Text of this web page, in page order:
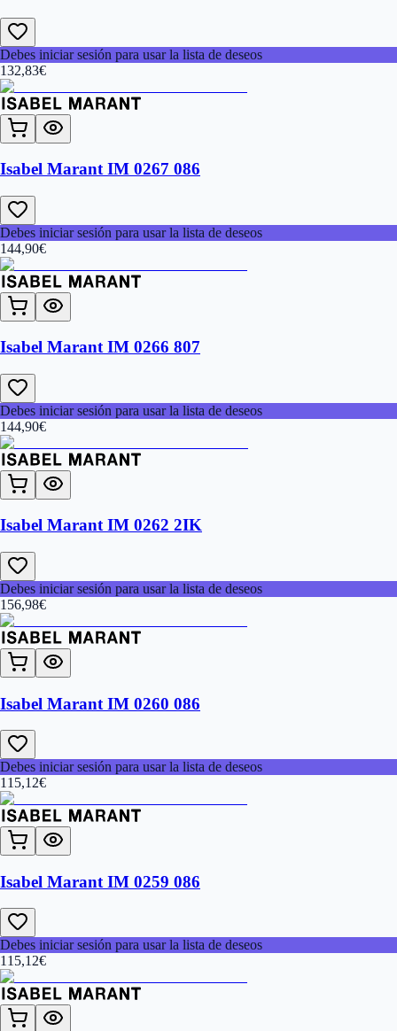
Debes iniciar sesión para usar la lista de deseos
132,83€
Isabel Marant IM 0267 086
Debes iniciar sesión para usar la lista de deseos
144,90€
Isabel Marant IM 0266 807
Debes iniciar sesión para usar la lista de deseos
144,90€
Isabel Marant IM 0262 2IK
Debes iniciar sesión para usar la lista de deseos
156,98€
Isabel Marant IM 0260 086
Debes iniciar sesión para usar la lista de deseos
115,12€
Isabel Marant IM 0259 086
Debes iniciar sesión para usar la lista de deseos
115,12€